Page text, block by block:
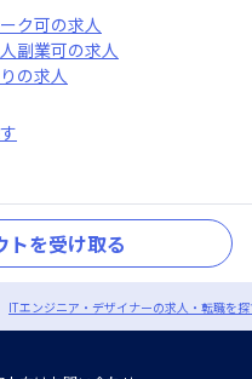
ク可の求人
副業可の求人
の求人
トを受け取る
ITエンジニア・デザイナーの求人・転職を